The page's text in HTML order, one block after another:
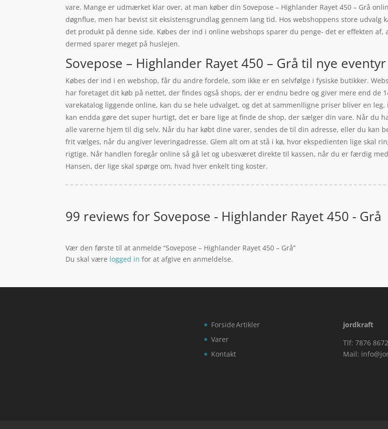
vare. Mange er udmærket klar over, at man køber din Sovepose – Highlander Rayet 450 – Grå
døgnflue, men har bevist sit eksistensgrundlag gennem lang tid. Hos webshoppens store
det produkt på denne side. Købes der ind i online webshops sparer du penge- det er effekten
dermed sparer meget på huslejen.
Sovepose – Highlander Rayet 450 – Grå til nye eventyr
Købes der ind i en webshop, får du andre fordele, som ikke er en selvfølge i fysiske butikker.
har foretaget dit køb på nettet, der findes også shops, der er endnu bedre og giver mere end de
varekatalog liggende online, kan du se hele udvalget, og det at sammenlligne priser bliver en
kan endda gøre det super hurtigt, det er bare lige at finde de shop, der sælger din vare. Når du
alle varerne hjem til dig selv. Når du har købt dine varer, sendes de til din adresse, eller du kan
frit vælges, når du angiver leveringadresse. Glem alt om at stå i kø, hvor ekspedienten lige skal
rigtige. Når handlen foregår online så gå let og ubesværet direkte til kassen, når du er færdig
Hansen, der lige skal spørge om, hvad hver enkelt ting koster.
99 reviews for Sovepose - Highlander Rayet 450 - Grå
Vær den første til at anmelde “Sovepose – Highlander Rayet 450 – Grå”
Du skal være logged in for at afgive en anmeldelse.
Forside
Varer
Kontakt
Artikler
jordkraft
Tlf: 7876 8672
Mail: